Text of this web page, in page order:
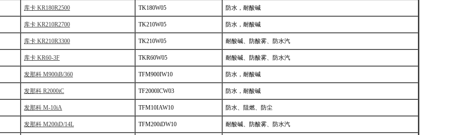
库卡 KR180R2500 TK180W05 防水，耐酸碱
库卡 KR210R2700 TK210W05 防水，耐酸碱
库卡 KR210R3300 TK210W05 耐酸碱、防酸雾、防水汽
库卡 KR60-3F TKR60W05 耐酸碱、防酸雾、防水汽
发那科 M900iB/360 TFM900IW10 防水，耐酸碱
发那科 R2000iC TF2000ICW03 防水，耐酸碱
发那科 M-10iA TFM10IAW10 防水、阻燃、防尘
发那科 M200iD/14L TFM200iDW10 耐酸碱、防酸雾、防水汽